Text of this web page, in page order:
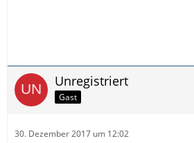
Unregistriert
Gast
30. Dezember 2017 um 12:02